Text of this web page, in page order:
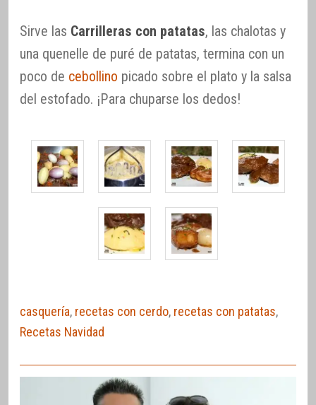
Sirve las Carrilleras con patatas, las chalotas y
una quenelle de puré de patatas, termina con un
poco de cebollino picado sobre el plato y la salsa
del estofado. ¡Para chuparse los dedos!
casquería, recetas con cerdo, recetas con patatas,
Recetas Navidad